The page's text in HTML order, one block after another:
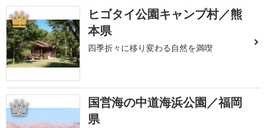
1
ヒゴタイ公園キャンプ村／熊
本県
四季折々に移り変わる自然を満喫
2
国営海の中道海浜公園／福岡
県